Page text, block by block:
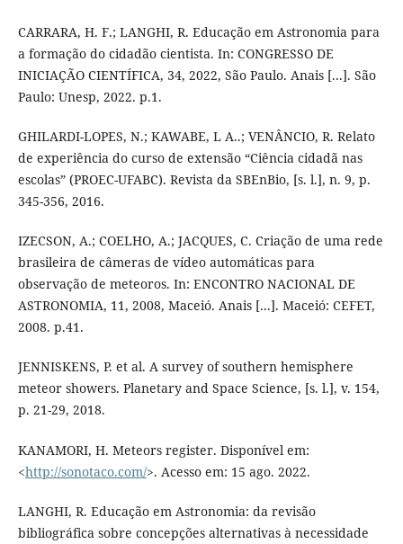
CARRARA, H. F.; LANGHI, R. Educação em Astronomia para
a formação do cidadão cientista. In: CONGRESSO DE
INICIAÇÃO CIENTÍFICA, 34, 2022, São Paulo. Anais [...]. São
Paulo: Unesp, 2022. p.1.
GHILARDI-LOPES, N.; KAWABE, L A..; VENÂNCIO, R. Relato
de experiência do curso de extensão “Ciência cidadã nas
escolas” (PROEC-UFABC). Revista da SBEnBio, [s. l.], n. 9, p.
345-356, 2016.
IZECSON, A.; COELHO, A.; JACQUES, C. Criação de uma rede
brasileira de câmeras de vídeo automáticas para
observação de meteoros. In: ENCONTRO NACIONAL DE
ASTRONOMIA, 11, 2008, Maceió. Anais [...]. Maceió: CEFET,
2008. p.41.
JENNISKENS, P. et al. A survey of southern hemisphere
meteor showers. Planetary and Space Science, [s. l.], v. 154,
p. 21-29, 2018.
KANAMORI, H. Meteors register. Disponível em:
<http://sonotaco.com/>. Acesso em: 15 ago. 2022.
LANGHI, R. Educação em Astronomia: da revisão
bibliográfica sobre concepções alternativas à necessidade